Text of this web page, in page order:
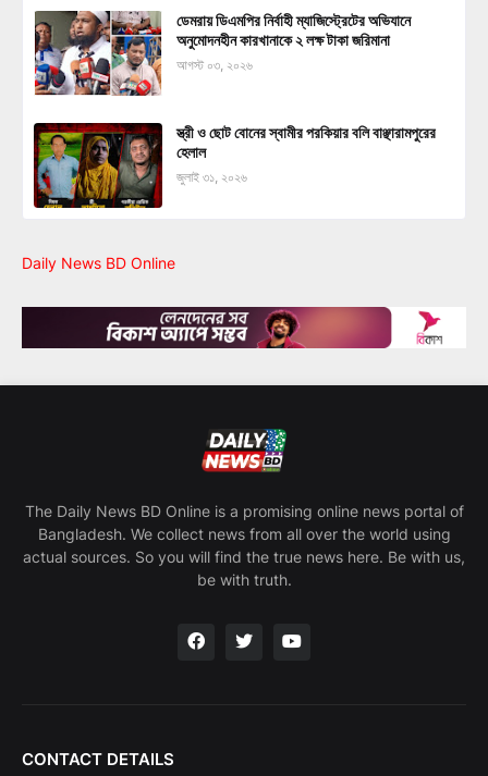
ডেমরায় ডিএমপির নির্বাহী ম্যাজিস্ট্রেটের অভিযানে
অনুমোদনহীন কারখানাকে ২ লক্ষ টাকা জরিমানা
আগস্ট ০৩, ২০২৬
স্ত্রী ও ছোট বোনের স্বামীর পরকিয়ার বলি বাঞ্ছারামপুরের
হেলাল
জুলাই ৩১, ২০২৬
Daily News BD Online
The Daily News BD Online is a promising online news portal of
Bangladesh. We collect news from all over the world using
actual sources. So you will find the true news here. Be with us,
be with truth.
CONTACT DETAILS